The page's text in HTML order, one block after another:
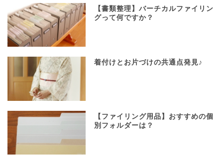
【書類整理】バーチカルファイリン
グって何ですか？
着付けとお片づけの共通点発見♪
【ファイリング用品】おすすめの個
別フォルダーは？